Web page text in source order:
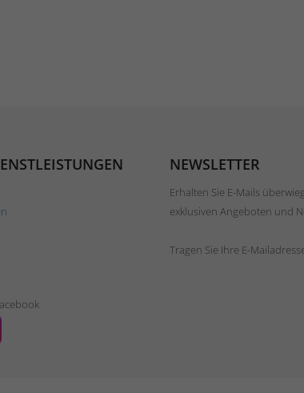
NEWSLETTER
Erhalten Sie E-Mails
exklusiven Angeboten und
Tragen Sie Ihre E-